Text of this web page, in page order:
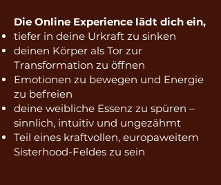
Die Online Experience lädt dich ein,
tiefer in deine Urkraft zu sinken
deinen Körper als Tor zur
Transformation zu öffnen
Emotionen zu bewegen und Energie
zu befreien
deine weibliche Essenz zu spüren –
sinnlich, intuitiv und ungezähmt
Teil eines kraftvollen, europaweitem
Sisterhood-Feldes zu sein